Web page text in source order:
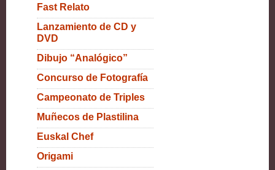
Fast Relato
Lanzamiento de CD y
DVD
Dibujo “Analógico”
Concurso de Fotografía
Campeonato de Triples
Muñecos de Plastilina
Euskal Chef
Origami